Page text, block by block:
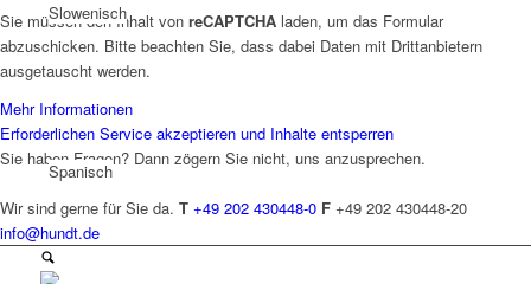
Slowenisch
Spanisch
Sie müssen den Inhalt von reCAPTCHA laden, um das Formular
abzuschicken. Bitte beachten Sie, dass dabei Daten mit Drittanbietern
ausgetauscht werden.
Mehr Informationen
Erforderlichen Service akzeptieren und Inhalte entsperren
Sie haben Fragen? Dann zögern Sie nicht, uns anzusprechen.
Wir sind gerne für Sie da. T +49 202 430448-0 F +49 202 430448-20
info@hundt.de